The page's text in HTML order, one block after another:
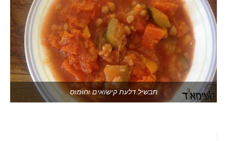
תבשיל דלעת קישואים וחומוס